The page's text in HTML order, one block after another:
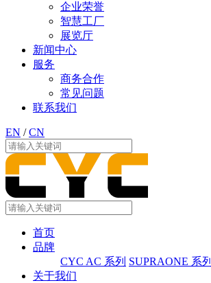
企业荣誉
智慧工厂
展览厅
新闻中心
服务
商务合作
常见问题
联系我们
EN / CN
首页
品牌
CYC AC 系列 SUPRAONE 系列
关于我们